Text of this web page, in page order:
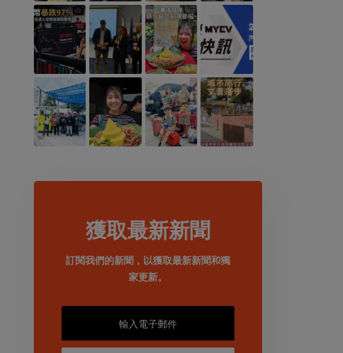
獲取最新新聞
訂閱我們的新聞，以獲取最新新聞和獨
家更新。